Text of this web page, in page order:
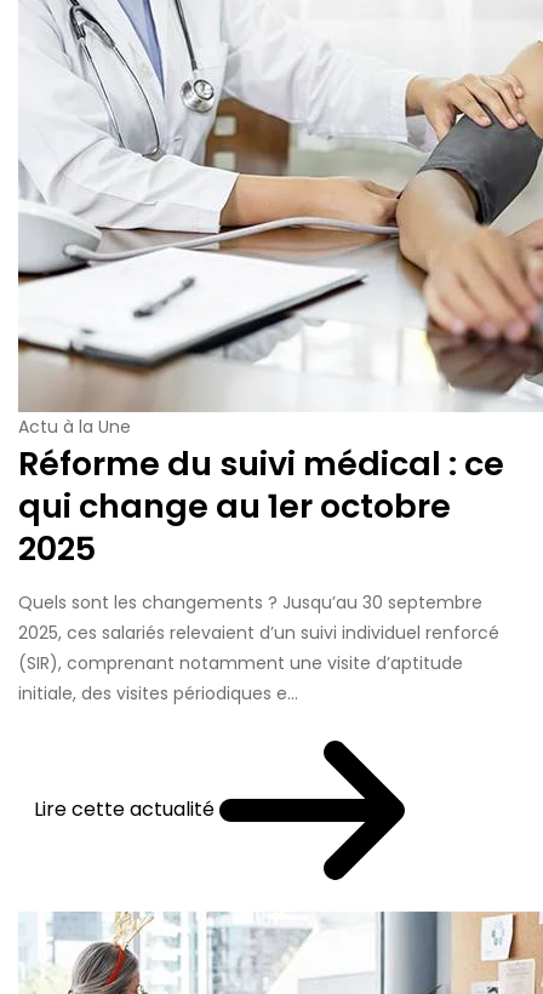
Actu à la Une
Réforme du suivi médical : ce
qui change au 1er octobre
2025
Quels sont les changements ? Jusqu’au 30 septembre
2025, ces salariés relevaient d’un suivi individuel renforcé
(SIR), comprenant notamment une visite d’aptitude
initiale, des visites périodiques e...
Lire cette actualité